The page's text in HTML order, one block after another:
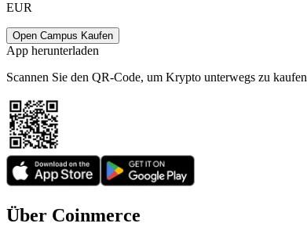
EUR
Open Campus Kaufen
App herunterladen
Scannen Sie den QR-Code, um Krypto unterwegs zu kaufen
Über Coinmerce